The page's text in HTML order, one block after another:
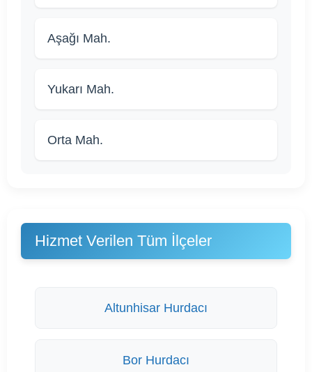
Aşağı Mah.
Yukarı Mah.
Orta Mah.
Hizmet Verilen Tüm İlçeler
Altunhisar Hurdacı
Bor Hurdacı